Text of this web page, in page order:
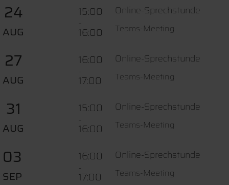
24
AUG
15:00
-
16:00
Online-Sprechstunde
Teams-Meeting
27
AUG
16:00
-
17:00
Online-Sprechstunde
Teams-Meeting
31
AUG
15:00
-
16:00
Online-Sprechstunde
Teams-Meeting
03
SEP
16:00
-
17:00
Online-Sprechstunde
Teams-Meeting